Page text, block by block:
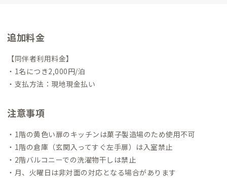
追加料金
【同伴者利用料金】
・1名につき2,000円/泊
・支払方法：現地現金払い
注意事項
・1階の黄色い扉のキッチンは菓子製造場のため使用不可
・1階の倉庫（玄関入ってすぐ左手扉）は入室禁止
・2階バルコニーでの洗濯物干しは禁止
・月、火曜日は非対面の対応となる場合があります